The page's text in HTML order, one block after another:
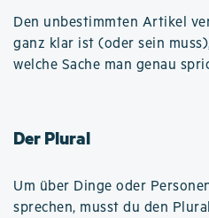
Den unbestimmten Artikel
ganz klar ist (oder sein
welche Sache man genau
Der Plural
Um über Dinge oder
sprechen, musst du den